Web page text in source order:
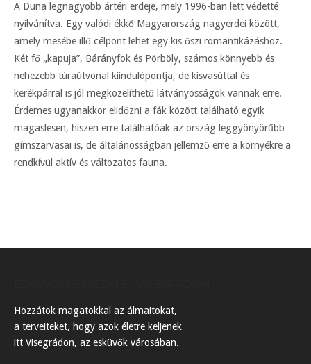
A Duna legnagyobb ártéri erdeje, mely 1996-ban lett védetté
nyilvánítva. Egy valódi ékkő Magyarország nagyerdei között,
amely mesébe illő célpont lehet egy kis őszi romantikázáshoz.
Két fő „kapuja”, Bárányfok és Pörböly, számos könnyebb és
nehezebb túraútvonal kiindulópontja, de kisvasúttal és
kerékpárral is jól megközelíthető látványosságok vannak erre.
Érdemes ugyanakkor elidőzni a fák között található egyik
magaslesen, hiszen erre találhatóak az ország leggyönyörűbb
gímszarvasai is, de általánosságban jellemző erre a környékre a
rendkívül aktív és változatos fauna.
Hozzátok magatokkal az álmaitokat,
a terveiteket, hogy azok életre keljenek
itt Visegrádon, az esküvők városában.